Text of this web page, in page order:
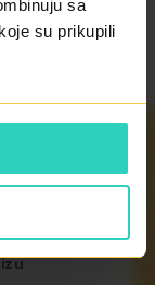
sa
su prikupili
životu
testiranje